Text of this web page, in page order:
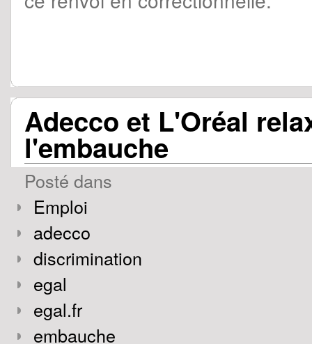
Adecco et L'Oréal
l'embauche
Posté dans
Emploi
adecco
discrimination
egal
egal.fr
embauche